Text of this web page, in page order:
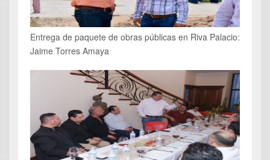
Entrega de paquete de obras públicas en Riva Palacio:
Jaime Torres Amaya